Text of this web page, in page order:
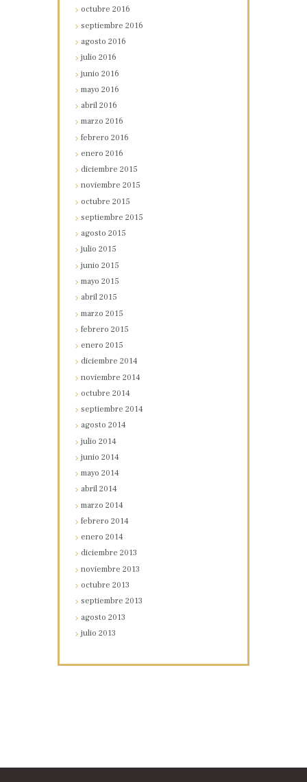
octubre2016
septiembre2016
agosto2016
julio2016
junio2016
mayo2016
abril2016
marzo2016
febrero2016
enero2016
diciembre2015
noviembre2015
octubre2015
septiembre2015
agosto2015
julio2015
junio2015
mayo2015
abril2015
marzo2015
febrero2015
enero2015
diciembre2014
noviembre2014
octubre2014
septiembre2014
agosto2014
julio2014
junio2014
mayo2014
abril2014
marzo2014
febrero2014
enero2014
diciembre2013
noviembre2013
octubre2013
septiembre2013
agosto2013
julio2013